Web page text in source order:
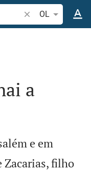
Pesquise
OL
a
e em
Zacarias, filho